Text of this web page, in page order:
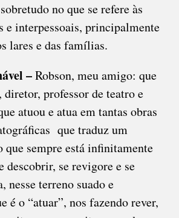
no que se refere às
e interpessoais, principalmente
lares e das famílias.
–Robson, meu amigo: que
diretor, professor de teatro e
atuou e atua em tantas obras
que traduz um
que sempre está infinitamente
descobrir, se revigore e se
nesse terreno suado e
é o “atuar”, nos fazendo rever,